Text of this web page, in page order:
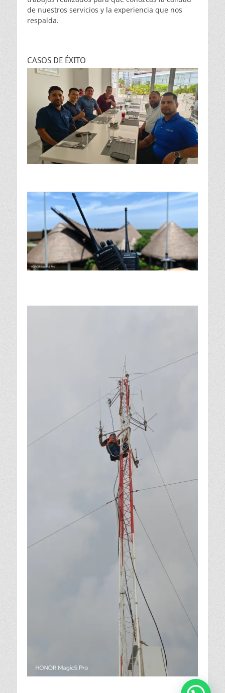
de nuestros servicios y la experiencia que nos
respalda.
CASOS DE ÉXITO